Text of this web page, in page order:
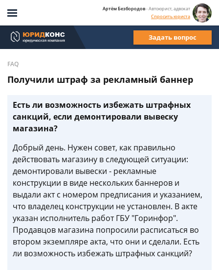
Артём Безбородов- Автоюрист, адвокат
Спросить юриста
Задать вопрос
FAQ
Получили штраф за рекламный баннер
Есть ли возможность избежать штрафных
санкций, если демонтировали вывеску
магазина?
Добрый день. Нужен совет, как правильно
действовать магазину в следующей ситуации:
демонтировали вывески - рекламные
конструкции в виде нескольких баннеров и
выдали акт с номером предписания и указанием,
что владелец конструкции не установлен. В акте
указан исполнитель работ ГБУ "Горинфор".
Продавцов магазина попросили расписаться во
втором экземпляре акта, что они и сделали. Есть
ли возможность избежать штрафных санкций?